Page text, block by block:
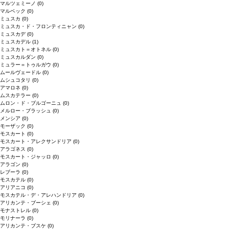
マルツェミーノ (0)
マルベック (0)
ミュスカ (0)
ミュスカ・ド・フロンティニャン (0)
ミュスカデ(0)
ミュスカデル (1)
ミュスカト＝オトネル (0)
ミュスカルダン (0)
ミュラー＝トゥルガウ (0)
ムールヴェードル (0)
ムシュコタリ (0)
アマロネ (0)
ムスカテラー (0)
ムロン・ド・ブルゴーニュ (0)
メルロー・ブラッシュ (0)
メンシア (0)
モーザック (0)
モスカート (0)
モスカート・アレクサンドリア (0)
アラゴネス (0)
モスカート・ジャッロ (0)
アラゴン (0)
レブーラ (0)
モスカテル (0)
アリアニコ (0)
モスカテル・デ・アレハンドリア (0)
アリカンテ・ブーシェ (0)
モナストレル (0)
モリナーラ (0)
アリカンテ・ブスケ (0)